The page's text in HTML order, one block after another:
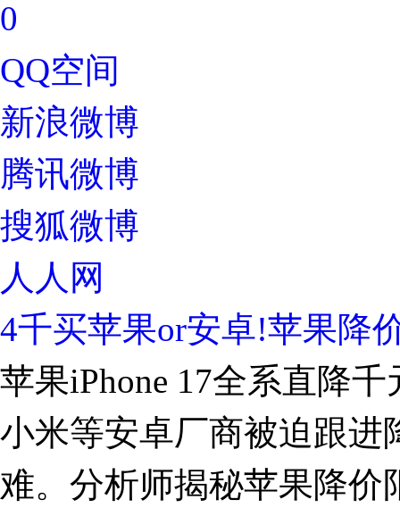
0
QQ空间
新浪微博
腾讯微博
搜狐微博
人人网
4千买苹果or安卓!苹果降
苹果iPhone 17全系直降
小米等安卓厂商被迫跟进
难。分析师揭秘苹果降价